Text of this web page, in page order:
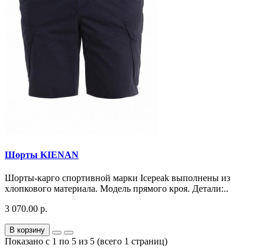
Шорты KIENAN
Шорты-карго спортивной марки Icepeak выполнены из
хлопкового материала. Модель прямого кроя. Детали:..
3 070.00 р.
В корзину
Показано с 1 по 5 из 5 (всего 1 страниц)